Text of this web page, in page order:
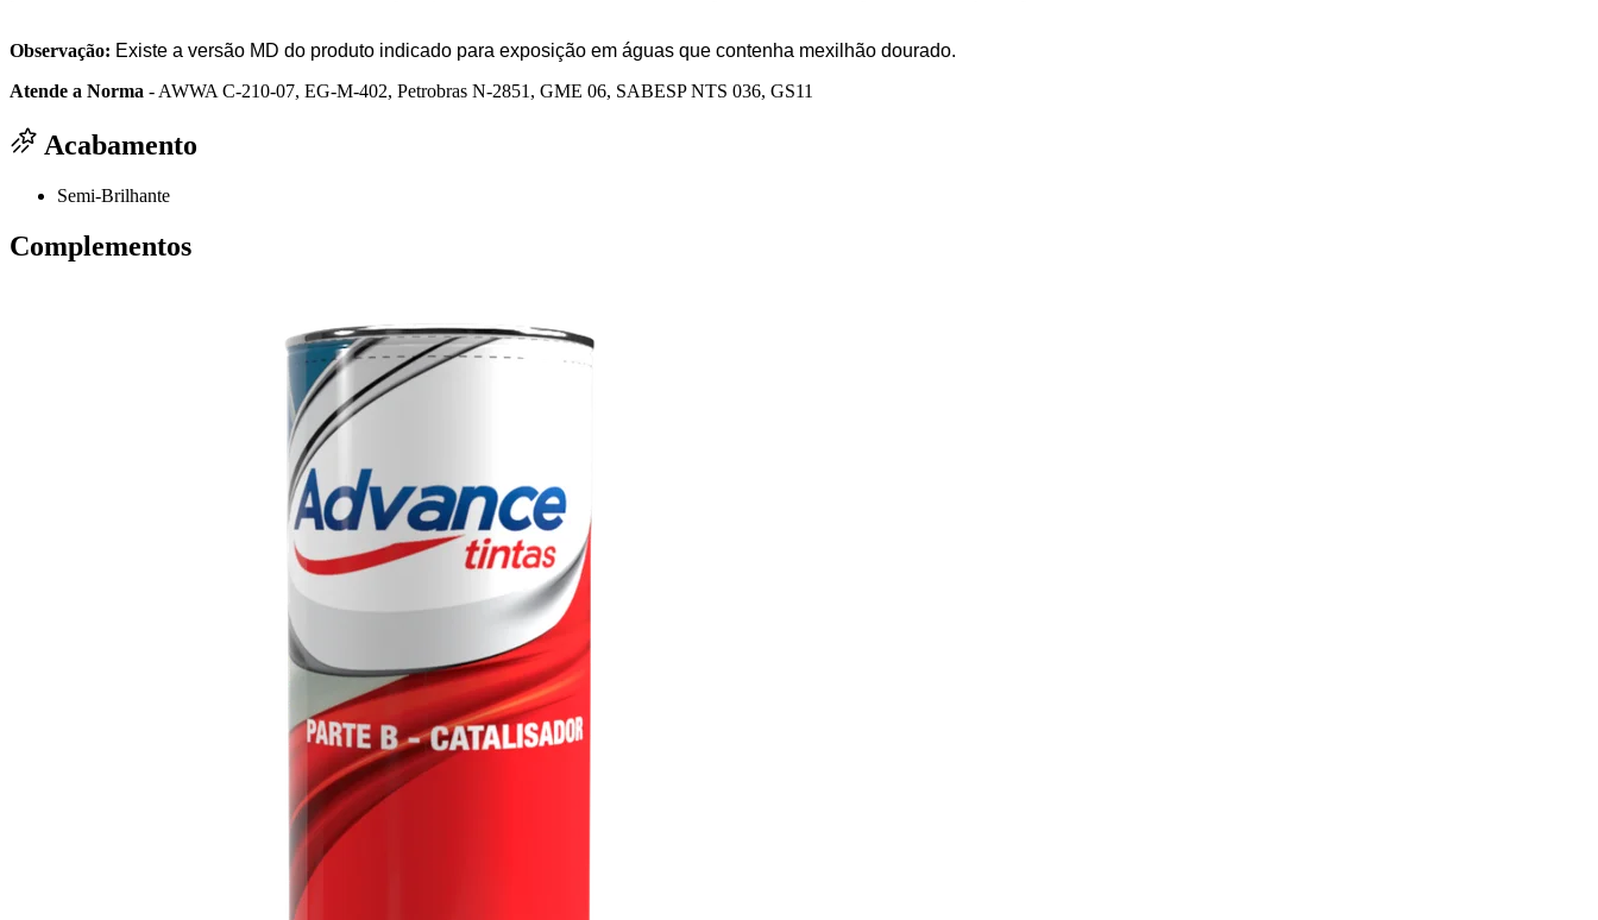
Observação: Existe a versão MD do produto indicado para exposição em águas que contenha mexilhão dourado.
Atende a Norma - AWWA C-210-07, EG-M-402, Petrobras N-2851, GME 06, SABESP NTS 036, GS11
Acabamento
Semi-Brilhante
Complementos